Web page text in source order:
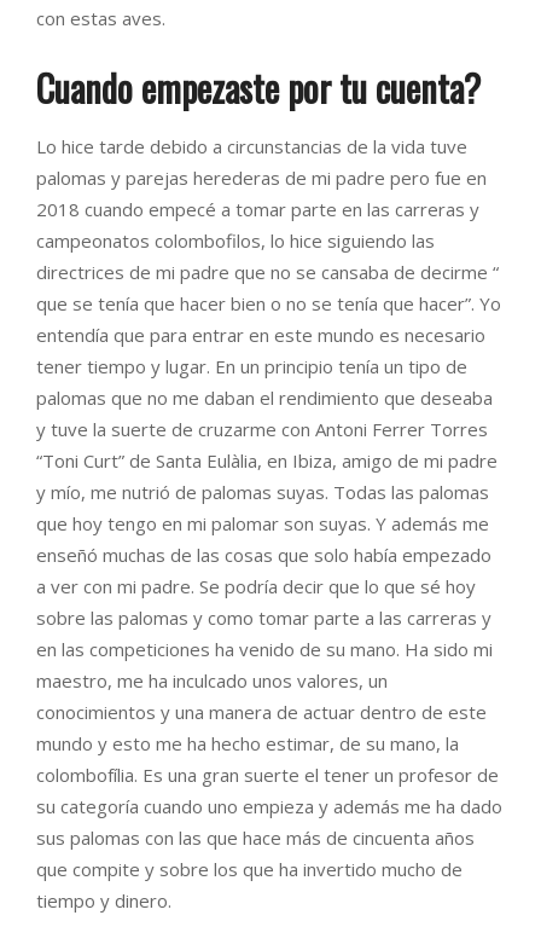
con estas aves.
Cuando empezaste por tu cuenta?
Lo hice tarde debido a circunstancias de la vida tuve
palomas y parejas herederas de mi padre pero fue en
2018 cuando empecé a tomar parte en las carreras y
campeonatos colombofilos, lo hice siguiendo las
directrices de mi padre que no se cansaba de decirme “
que se tenía que hacer bien o no se tenía que hacer”. Yo
entendía que para entrar en este mundo es necesario
tener tiempo y lugar. En un principio tenía un tipo de
palomas que no me daban el rendimiento que deseaba
y tuve la suerte de cruzarme con Antoni Ferrer Torres
“Toni Curt” de Santa Eulàlia, en Ibiza, amigo de mi padre
y mío, me nutrió de palomas suyas. Todas las palomas
que hoy tengo en mi palomar son suyas. Y además me
enseñó muchas de las cosas que solo había empezado
a ver con mi padre. Se podría decir que lo que sé hoy
sobre las palomas y como tomar parte a las carreras y
en las competiciones ha venido de su mano. Ha sido mi
maestro, me ha inculcado unos valores, un
conocimientos y una manera de actuar dentro de este
mundo y esto me ha hecho estimar, de su mano, la
colombofília. Es una gran suerte el tener un profesor de
su categoría cuando uno empieza y además me ha dado
sus palomas con las que hace más de cincuenta años
que compite y sobre los que ha invertido mucho de
tiempo y dinero.